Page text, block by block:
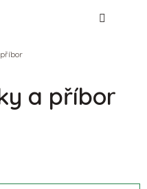
a příbor